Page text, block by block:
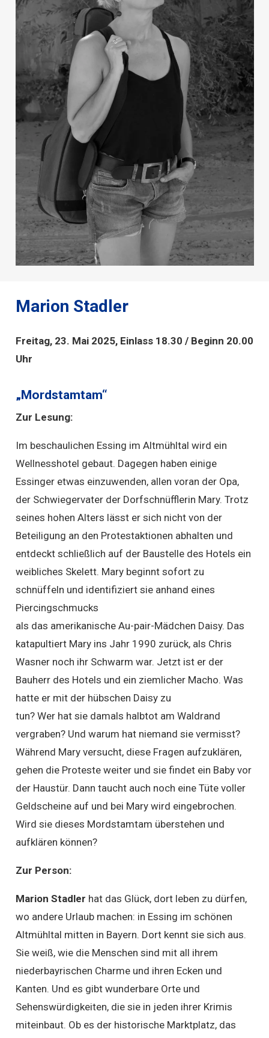
Marion Stadler
Freitag, 23. Mai 2025, Einlass 18.30 / Beginn 20.00
Uhr
„Mordstamtam“
Zur Lesung:
Im beschaulichen Essing im Altmühltal wird ein
Wellnesshotel gebaut. Dagegen haben einige
Essinger etwas einzuwenden, allen voran der Opa,
der Schwiegervater der Dorfschnüfflerin Mary. Trotz
seines hohen Alters lässt er sich nicht von der
Beteiligung an den Protestaktionen abhalten und
entdeckt schließlich auf der Baustelle des Hotels ein
weibliches Skelett. Mary beginnt sofort zu
schnüffeln und identifiziert sie anhand eines
Piercingschmucks
als das amerikanische Au-pair-Mädchen Daisy. Das
katapultiert Mary ins Jahr 1990 zurück, als Chris
Wasner noch ihr Schwarm war. Jetzt ist er der
Bauherr des Hotels und ein ziemlicher Macho. Was
hatte er mit der hübschen Daisy zu
tun? Wer hat sie damals halbtot am Waldrand
vergraben? Und warum hat niemand sie vermisst?
Während Mary versucht, diese Fragen aufzuklären,
gehen die Proteste weiter und sie findet ein Baby vor
der Haustür. Dann taucht auch noch eine Tüte voller
Geldscheine auf und bei Mary wird eingebrochen.
Wird sie dieses Mordstamtam überstehen und
aufklären können?
Zur Person:
Marion Stadler hat das Glück, dort leben zu dürfen,
wo andere Urlaub machen: in Essing im schönen
Altmühltal mitten in Bayern. Dort kennt sie sich aus.
Sie weiß, wie die Menschen sind mit all ihrem
niederbayrischen Charme und ihren Ecken und
Kanten. Und es gibt wunderbare Orte und
Sehenswürdigkeiten, die sie in jeden ihrer Krimis
miteinbaut. Ob es der historische Marktplatz, das